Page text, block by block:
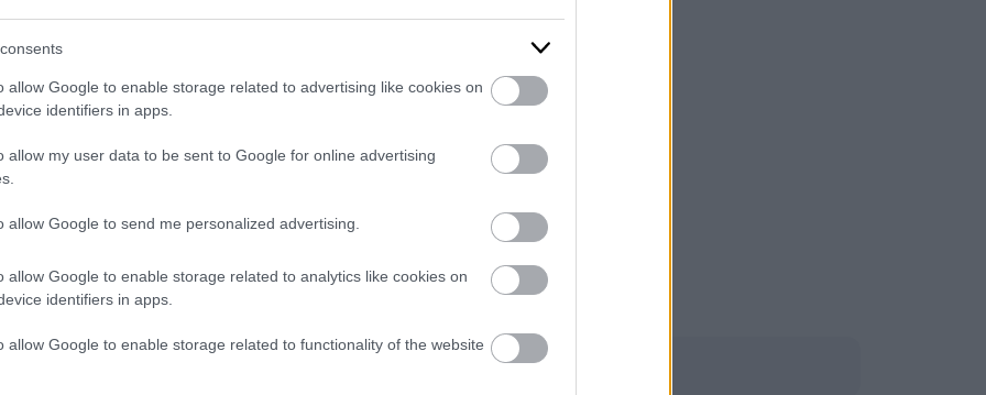
allow Google to enable storage related to advertising like cookies on
identifiers in apps.
allow my user data to be sent to Google for online advertising
allow Google to send me personalized advertising.
allow Google to enable storage related to analytics like cookies on
identifiers in apps.
allow Google to enable storage related to functionality of the website